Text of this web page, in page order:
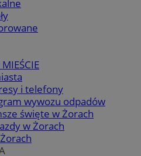
i telefony
wywozu odpadów
święte w Żorach
w Żorach